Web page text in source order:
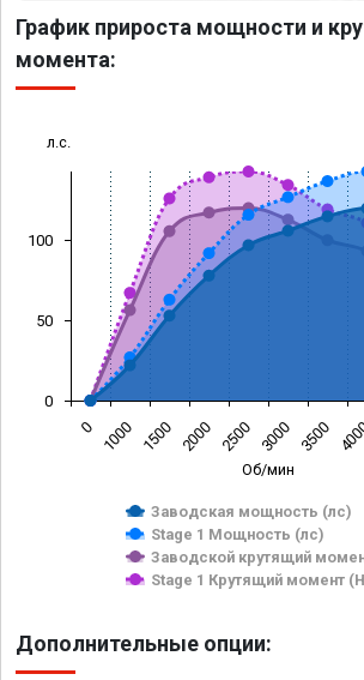
График прироста мощности и
момента:
Об/мин
л.с.
Заводская мощность (лс)
Stage 1 Мощность (лс)
Заводской крутящий
Stage 1 Крутящий момент
0 1000 1500 2000 2500 3000 3500
0
50
100
Дополнительные опции: